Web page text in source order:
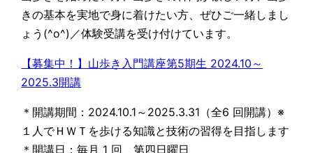
きの基本を実地で身に着けたい方、ぜひご一緒しまし
ょう(^o^)／体験受講を受け付けています。
【募集中！】山歩き入門講座第5期生 2024.10～
2025.3開講
＊開講期間：2024.10.1～2025.3.31（全6 回開講）※
１人でＨＷＴを歩ける知識と技術の習得を目指します
＊開講日：毎月 1 回 第四日曜日